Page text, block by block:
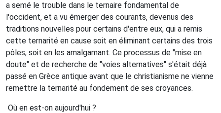
a semé le trouble dans le ternaire fondamental de
l'occident, et a vu émerger des courants, devenus des
traditions nouvelles pour certains d'entre eux, qui a remis
cette ternarité en cause soit en éliminant certains des trois
pôles, soit en les amalgamant. Ce processus de "mise en
doute" et de recherche de "voies alternatives" s'était déjà
passé en Grèce antique avant que le christianisme ne vienne
remettre la ternarité au fondement de ses croyances.
Où en est-on aujourd'hui ?